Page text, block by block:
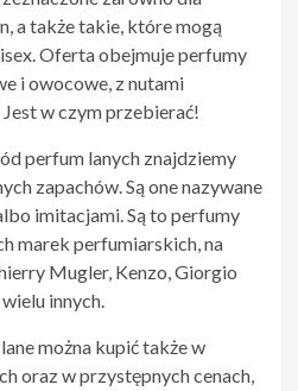
a także takie, które mogą
Oferta obejmuje perfumy
i owocowe, z nutami
w czym przebierać!
perfum lanych znajdziemy
zapachów. Są one nazywane
imitacjami. Są to perfumy
marek perfumiarskich, na
Mugler, Kenzo, Giorgio
innych.
można kupić także w
oraz w przystępnych cenach,